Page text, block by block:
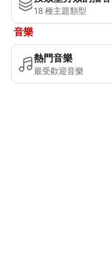
18 種主題類型
音樂
熱門音樂
最受歡迎音樂